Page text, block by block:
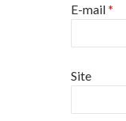
E-mail*
Site